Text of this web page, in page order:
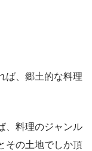
ば、郷土的な料理
、料理のジャンル
その土地でしか頂